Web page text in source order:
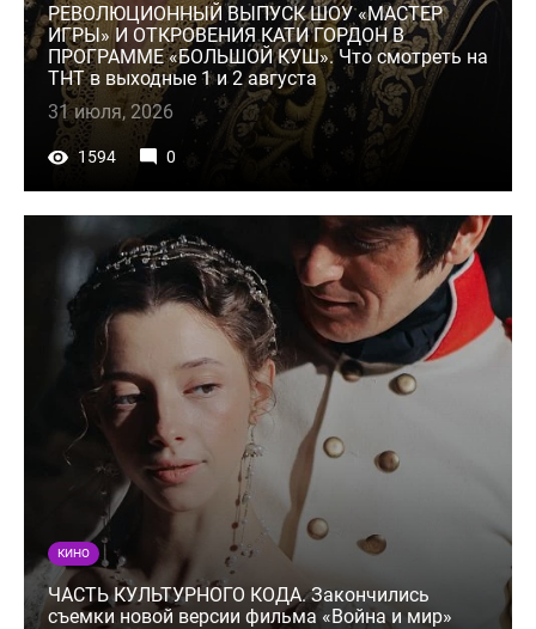
РЕВОЛЮЦИОННЫЙ ВЫПУСК ШОУ «МАСТЕР
ИГРЫ» И ОТКРОВЕНИЯ КАТИ ГОРДОН В
ПРОГРАММЕ «БОЛЬШОЙ КУШ». Что смотреть на
ТНТ в выходные 1 и 2 августа
31 июля, 2026
1594 0
КИНО
ЧАСТЬ КУЛЬТУРНОГО КОДА. Закончились
съемки новой версии фильма «Война и мир»